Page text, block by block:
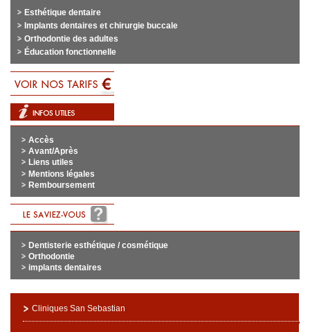
Esthétique dentaire
Implants dentaires et chirurgie buccale
Orthodontie des adultes
Éducation fonctionnelle
Accès
Avant/Après
Liens utiles
Mentions légales
Remboursement
Dentisterie esthétique / cosmétique
Orthodontie
implants dentaires
Cliniques San Sebastian